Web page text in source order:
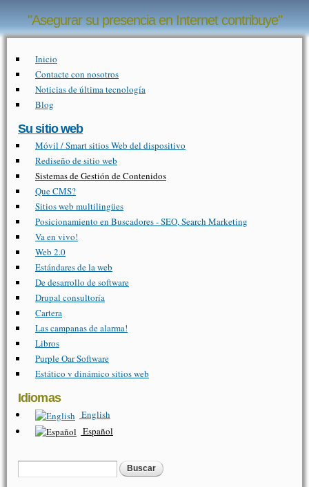
"Asegurar su presencia en Internet contribuye"
Inicio
Contacte con nosotros
Noticias de última tecnología
Blog
Su sitio web
Móvil / Smart sitios Web del dispositivo
Rediseño de sitio web
Sistemas de Gestión de Contenidos
Que CMS?
Sitios web multilingües
Posicionamiento en Buscadores - SEO, Search Marketing
Va en vivo!
Web 2.0
Estándares de la web
De desarrollo de software
Drupal consultoría
Cartera
Las campanas de alarma!
Libros
Purple Oar Software
Estático v dinámico sitios web
Idiomas
English
Español